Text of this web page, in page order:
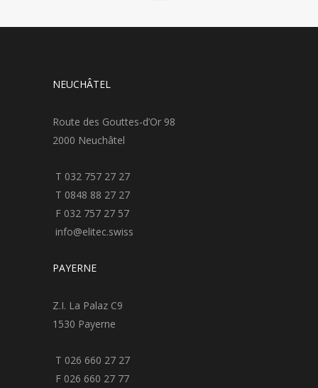
NEUCHÂTEL
Route des Gouttes-d’Or 98
2000 Neuchâtel
T 032 757 27 27
T 0848 88 27 27
F 032 757 27 57
info@elitec.swiss
PAYERNE
Z.I. La Palaz C9
1530 Payerne
T 026 660 27 27
F 026 660 27 77